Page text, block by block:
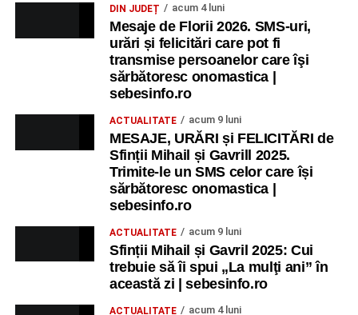
DIN JUDEȚ acum 4 luni
Mesaje de Florii 2026. SMS-uri,
urări și felicitări care pot fi
transmise persoanelor care îşi
sărbătoresc onomastica |
sebesinfo.ro
ACTUALITATE acum 9 luni
MESAJE, URĂRI și FELICITĂRI de
Sfinții Mihail și Gavrill 2025.
Trimite-le un SMS celor care își
sărbătoresc onomastica |
sebesinfo.ro
ACTUALITATE acum 9 luni
Sfinții Mihail și Gavril 2025: Cui
trebuie să îi spui „La mulţi ani” în
această zi | sebesinfo.ro
ACTUALITATE acum 4 luni